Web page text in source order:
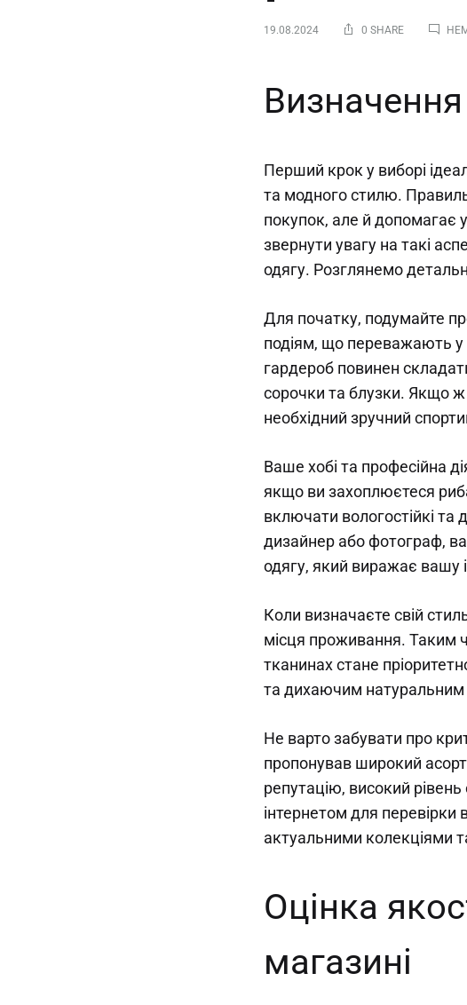
19.08.2024 0 SHARE
Перший крок у виборі
та модного стилю.
покупок, але й допомагає
звернути увагу на такі
одягу. Розглянемо
Для початку, подумайте
подіям, що переважають
гардероб повинен
сорочки та блузки. Якщо
необхідний зручний
Ваше хобі та професійна
якщо ви захоплюєтеся
включати вологостійкі та
дизайнер або фотограф,
одягу, який виражає вашу
Коли визначаєте свій
місця проживання. Таким
тканинах стане
та дихаючим натуральним
Не варто забувати про
пропонував широкий
репутацію, високий
інтернетом для перевірки
актуальними колекціями
Оцінка
магазині